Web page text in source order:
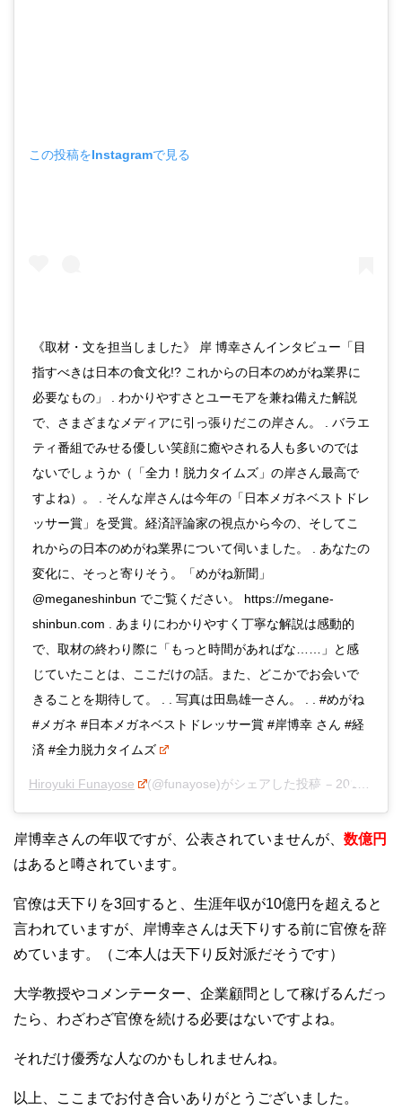
この投稿をInstagramで見る
《取材・文を担当しました》 岸 博幸さんインタビュー「目
指すべきは日本の食文化!? これからの日本のめがね業界に
必要なもの」 . わかりやすさとユーモアを兼ね備えた解説
で、さまざまなメディアに引っ張りだこの岸さん。 . バラエ
ティ番組でみせる優しい笑顔に癒やされる人も多いのでは
ないでしょうか（「全力！脱力タイムズ」の岸さん最高で
すよね）。 . そんな岸さんは今年の「日本メガネベストドレ
ッサー賞」を受賞。経済評論家の視点から今の、そしてこ
れからの日本のめがね業界について伺いました。 . あなたの
変化に、そっと寄りそう。「めがね新聞」
@meganeshinbun でご覧ください。 https://megane-
shinbun.com . あまりにわかりやすく丁寧な解説は感動的
で、取材の終わり際に「もっと時間があればな……」と感
じていたことは、ここだけの話。また、どこかでお会いで
きることを期待して。 . . 写真は田島雄一さん。 . . #めがね
#メガネ #日本メガネベストドレッサー賞 #岸博幸 さん #経
済 #全力脱力タイムズ
Hiroyuki Funayose (@funayose)がシェアした投稿 – 2019年11月月22日午前1時45分PST
岸博幸さんの年収ですが、公表されていませんが、 数億円
はあると噂されています。
官僚は天下りを3回すると、生涯年収が10億円を超えると
言われていますが、岸博幸さんは天下りする前に官僚を辞
めています。（ご本人は天下り反対派だそうです）
大学教授やコメンテーター、企業顧問として稼げるんだっ
たら、わざわざ官僚を続ける必要はないですよね。
それだけ優秀な人なのかもしれませんね。
以上、ここまでお付き合いありがとうございました。